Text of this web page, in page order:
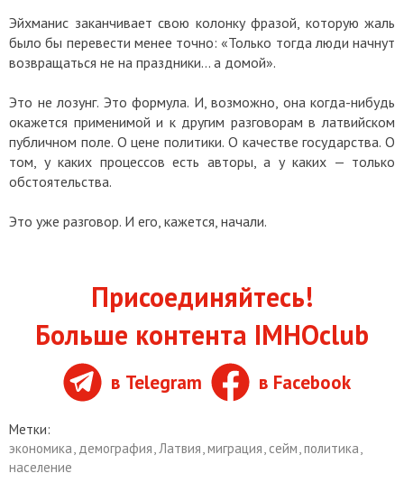
Эйхманис заканчивает свою колонку фразой, которую жаль
было бы перевести менее точно: «Только тогда люди начнут
возвращаться не на праздники… а домой».
Это не лозунг. Это формула. И, возможно, она когда-нибудь
окажется применимой и к другим разговорам в латвийском
публичном поле. О цене политики. О качестве государства. О
том, у каких процессов есть авторы, а у каких — только
обстоятельства.
Это уже разговор. И его, кажется, начали.
Присоединяйтесь!
Больше контента IMHOclub
в Telegram в Facebook
Метки:
экономика, демография,Латвия,миграция, сейм,политика,
население